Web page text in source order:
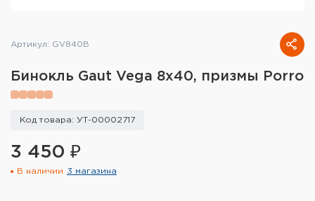
Кобуры и системы ношения
Кейсы и ящики для патронов и
Артикул: GV840B
Бинокль Gaut Vega 8x40, призмы Porro
Код товара: УТ-00002717
3 450 ₽
В наличии 3 магазина